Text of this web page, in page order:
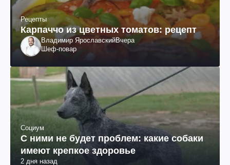
Рецепты
Карпаччо из цветных томатов: рецепт
Владимир ЯрославскийВчера
Шеф-повар
Социум
С ними не будет проблем: какие собаки
имеют крепкое здоровье
2 дня назад